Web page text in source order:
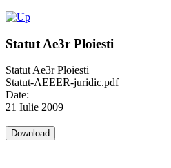
Statut Ae3r Ploiesti
Statut Ae3r Ploiesti
Statut-AEEER-juridic.pdf
Date:
21 Iulie 2009